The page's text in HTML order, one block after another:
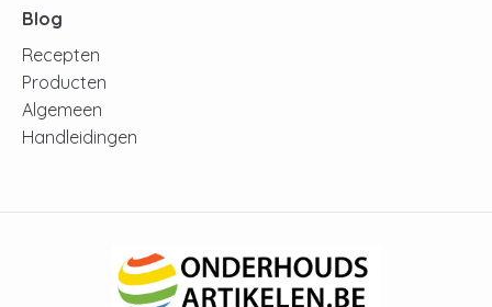
Blog
Recepten
Producten
Algemeen
Handleidingen